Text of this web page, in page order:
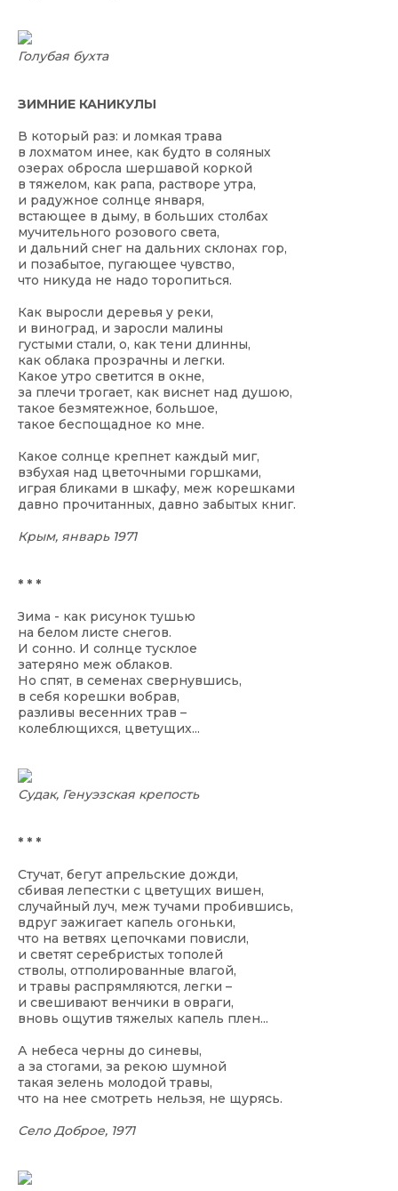
Голубая бухта
ЗИМНИЕ КАНИКУЛЫ
В который раз: и ломкая трава
в лохматом инее, как будто в соляных
озерах обросла шершавой коркой
в тяжелом, как рапа, растворе утра,
и радужное солнце января,
встающее в дыму, в больших столбах
мучительного розового света,
и дальний снег на дальних склонах гор,
и позабытое, пугающее чувство,
что никуда не надо торопиться.
Как выросли деревья у реки,
и виноград, и заросли малины
густыми стали, о, как тени длинны,
как облака прозрачны и легки.
Какое утро светится в окне,
за плечи трогает, как виснет над душою,
такое безмятежное, большое,
такое беспощадное ко мне.
Какое солнце крепнет каждый миг,
взбухая над цветочными горшками,
играя бликами в шкафу, меж корешками
давно прочитанных, давно забытых книг.
Крым, январь 1971
* * *
Зима - как рисунок тушью
на белом листе снегов.
И сонно. И солнце тусклое
затеряно меж облаков.
Но спят, в семенах свернувшись,
в себя корешки вобрав,
разливы весенних трав –
колеблющихся, цветущих...
Судак, Генуэзская крепость
* * *
Стучат, бегут апрельские дожди,
сбивая лепестки с цветущих вишен,
случайный луч, меж тучами пробившись,
вдруг зажигает капель огоньки,
что на ветвях цепочками повисли,
и светят серебристых тополей
стволы, отполированные влагой,
и травы распрямляются, легки –
и свешивают венчики в овраги,
вновь ощутив тяжелых капель плен...
А небеса черны до синевы,
а за стогами, за рекою шумной
такая зелень молодой травы,
что на нее смотреть нельзя, не щурясь.
Село Доброе, 1971